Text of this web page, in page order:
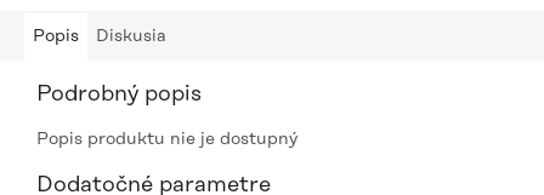
Popis Diskusia
Podrobný popis
Popis produktu nie je dostupný
Dodatočné parametre